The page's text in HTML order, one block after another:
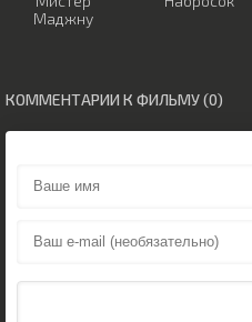
Маджну
КОММЕНТАРИИ К ФИЛЬМУ (0)